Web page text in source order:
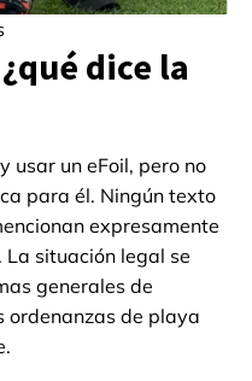
dice la
usar un eFoil, pero no
para él. Ningún texto
expresamente
situación legal se
generales de
ordenanzas de playa